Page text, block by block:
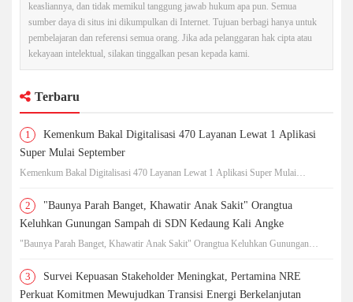
keasliannya, dan tidak memikul tanggung jawab hukum apa pun. Semua
sumber daya di situs ini dikumpulkan di Internet. Tujuan berbagi hanya untuk
pembelajaran dan referensi semua orang. Jika ada pelanggaran hak cipta atau
kekayaan intelektual, silakan tinggalkan pesan kepada kami.
Terbaru
1
Kemenkum Bakal Digitalisasi 470 Layanan Lewat 1 Aplikasi
Super Mulai September
Kemenkum Bakal Digitalisasi 470 Layanan Lewat 1 Aplikasi Super Mulai
2
"Baunya Parah Banget, Khawatir Anak Sakit" Orangtua
Keluhkan Gunungan Sampah di SDN Kedaung Kali Angke
"Baunya Parah Banget, Khawatir Anak Sakit" Orangtua Keluhkan Gunungan
3
Survei Kepuasan Stakeholder Meningkat, Pertamina NRE
Perkuat Komitmen Mewujudkan Transisi Energi Berkelanjutan